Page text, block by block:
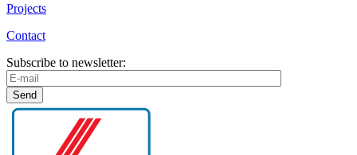
Projects
Contact
Subscribe to newsletter: